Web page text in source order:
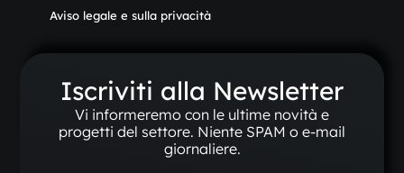
Aviso legale e sulla privacità
Iscriviti alla Newsletter
Vi informeremo con le ultime novità e
progetti del settore. Niente SPAM o e-mail
giornaliere.